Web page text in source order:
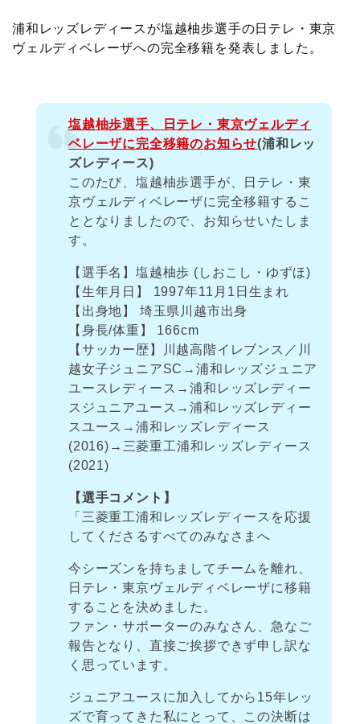
b
o
k
t
r
n n
t
L
n
浦和レッズレディースが塩越柚歩選手の日テレ・東京
ヴェルディベレーザへの完全移籍を発表しました。
塩越柚歩選手、日テレ・東京ヴェルディ
ベレーザに完全移籍のお知らせ(浦和レッ
ズレディース)
このたび、塩越柚歩選手が、日テレ・東
京ヴェルディベレーザに完全移籍するこ
ととなりましたので、お知らせいたしま
す。
【選手名】塩越柚歩 (しおこし・ゆずほ)
【生年月日】 1997年11月1日生まれ
【出身地】 埼玉県川越市出身
【身長/体重】 166cm
【サッカー歴】川越高階イレブンス／川
越女子ジュニアSC→浦和レッズジュニア
ユースレディース→浦和レッズレディー
スジュニアユース→浦和レッズレディー
スユース→浦和レッズレディース
(2016)→三菱重工浦和レッズレディース
(2021)
【選手コメント】
「三菱重工浦和レッズレディースを応援
してくださるすべてのみなさまへ
今シーズンを持ちましてチームを離れ、
日テレ・東京ヴェルディベレーザに移籍
することを決めました。
ファン・サポーターのみなさん、急なご
報告となり、直接ご挨拶できず申し訳な
く思っています。
ジュニアユースに加入してから15年レッ
ズで育ってきた私にとって、この決断は